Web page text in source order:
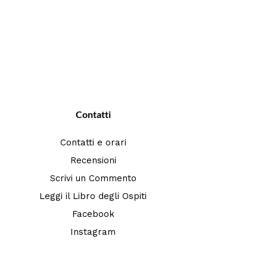
Contatti
Contatti e orari
Recensioni
Scrivi un Commento
Leggi il Libro degli Ospiti
Facebook
Instagram